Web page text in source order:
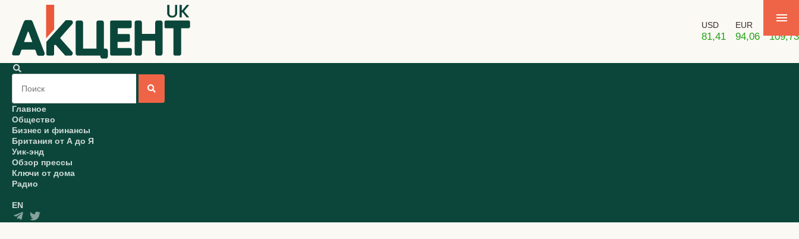
USD
81,41
EUR
94,06 109,73
Главное
Общество
Бизнес и финансы
Британия от А до Я
Уик-энд
Обзор прессы
Ключи от дома
Радио
EN